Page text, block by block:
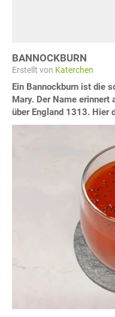
BANNOCKBURN
Erstellt von Katerchen
Ein Bannockburn ist die
Mary. Der Name erinnert
über England 1313. Hier